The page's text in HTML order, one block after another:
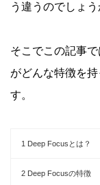
う違うのでしょう
そこでこの記事
がどんな特徴を
す。
1 Deep Focusとは？
2 Deep Focusの特徴